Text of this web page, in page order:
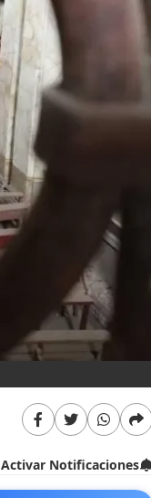
Activar Notificaciones